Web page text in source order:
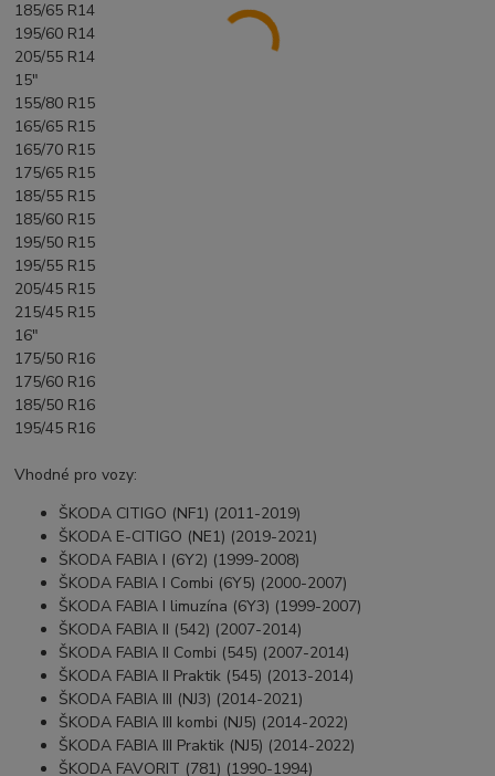
185/65 R14
195/60 R14
205/55 R14
15"
155/80 R15
165/65 R15
165/70 R15
175/65 R15
185/55 R15
185/60 R15
195/50 R15
195/55 R15
205/45 R15
215/45 R15
16"
175/50 R16
175/60 R16
185/50 R16
195/45 R16
Vhodné pro vozy:
ŠKODA CITIGO (NF1) (2011-2019)
ŠKODA E-CITIGO (NE1) (2019-2021)
ŠKODA FABIA I (6Y2) (1999-2008)
ŠKODA FABIA I Combi (6Y5) (2000-2007)
ŠKODA FABIA I limuzína (6Y3) (1999-2007)
ŠKODA FABIA II (542) (2007-2014)
ŠKODA FABIA II Combi (545) (2007-2014)
ŠKODA FABIA II Praktik (545) (2013-2014)
ŠKODA FABIA III (NJ3) (2014-2021)
ŠKODA FABIA III kombi (NJ5) (2014-2022)
ŠKODA FABIA III Praktik (NJ5) (2014-2022)
ŠKODA FAVORIT (781) (1990-1994)